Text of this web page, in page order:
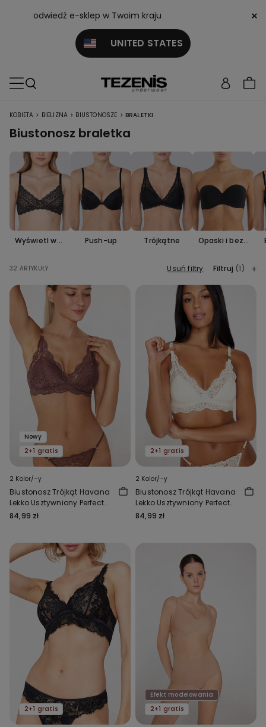
odwiedź e-sklep w Twoim kraju
UNITED STATES
×
KOBIETA > BIELIZNA > BIUSTONOSZE > BRALETKI
Biustonosz braletka
Wyświetl wsz
Push-up Trójkątne
Opaski i bez r
32 ARTYKUŁY Usuń filtry Filtruj (1)
Nowy
2+1 gratis
2 Kolor/-y
Biustonosz Trójkąt Havana
Lekko Usztywniony Perfect
Harmony
84,99 zł
2+1 gratis
2 Kolor/-y
Biustonosz Trójkąt Havana
Lekko Usztywniony Perfect
Harmony
84,99 zł
2+1 gratis
Efekt modelowania
2+1 gratis